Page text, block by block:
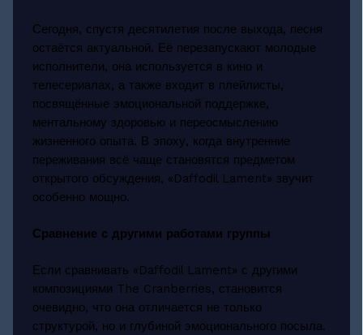
Сегодня, спустя десятилетия после выхода, песня
остаётся актуальной. Её перезапускают молодые
исполнители, она используется в кино и
телесериалах, а также входит в плейлисты,
посвящённые эмоциональной поддержке,
ментальному здоровью и переосмыслению
жизненного опыта. В эпоху, когда внутренние
переживания всё чаще становятся предметом
открытого обсуждения, «Daffodil Lament» звучит
особенно мощно.
Сравнение с другими работами группы
Если сравнивать «Daffodil Lament» с другими
композициями The Cranberries, становится
очевидно, что она отличается не только
структурой, но и глубиной эмоционального посыла.